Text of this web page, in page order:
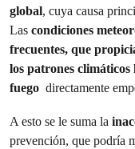
global, cuya causa
Las condiciones
frecuentes, que
los patrones
fuego directamente
A esto se le suma la
prevención, que podría